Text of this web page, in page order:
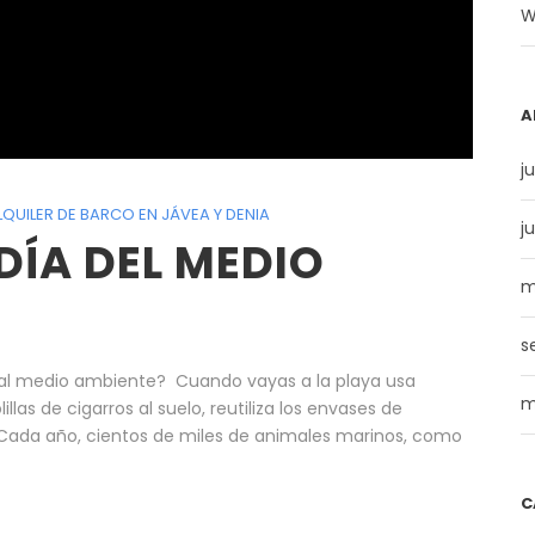
DE BARCO EN JÁVEA Y DENIA
DEL MEDIO
medio ambiente? Cuando vayas a la playa usa
de cigarros al suelo, reutiliza los envases de
año, cientos de miles de animales marinos, como